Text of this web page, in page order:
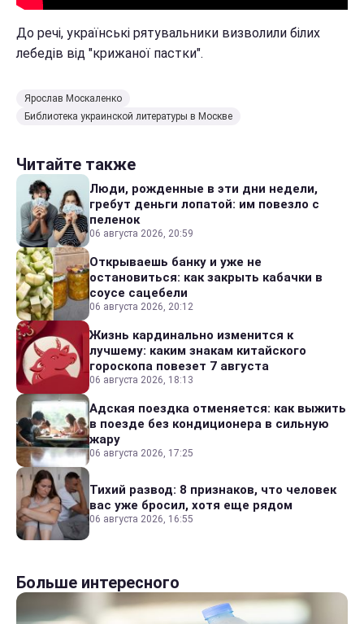
До речі, українські рятувальники визволили білих
лебедів від "крижаної пастки".
Ярослав Москаленко
Библиотека украинской литературы в Москве
Читайте также
Люди, рожденные в эти дни недели,
гребут деньги лопатой: им повезло с
пеленок
06 августа 2026, 20:59
Открываешь банку и уже не
остановиться: как закрыть кабачки в
соусе сацебели
06 августа 2026, 20:12
Жизнь кардинально изменится к
лучшему: каким знакам китайского
гороскопа повезет 7 августа
06 августа 2026, 18:13
Адская поездка отменяется: как выжить
в поезде без кондиционера в сильную
жару
06 августа 2026, 17:25
Тихий развод: 8 признаков, что человек
вас уже бросил, хотя еще рядом
06 августа 2026, 16:55
Больше интересного